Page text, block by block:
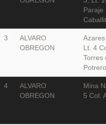
Paraje
3
ALVARO
OBREGON
Azares
Lt. 4
Torres
Potrero
4
ALVARO
OBREGON
Mina
5 Col.